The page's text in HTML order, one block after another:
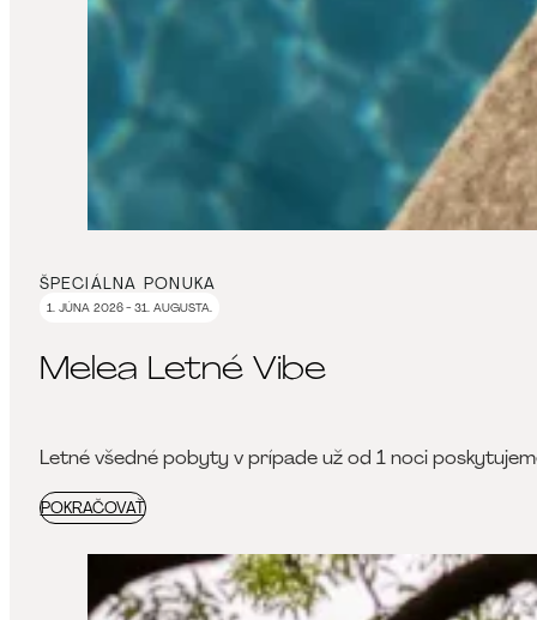
1. JÚNA 2026 - 31. AUGUSTA.
Melea Letné Vibe
ŠPECIÁLNA PONUKA
Letné všedné pobyty v prípade už od 1 noci
POKRAČOVAŤ